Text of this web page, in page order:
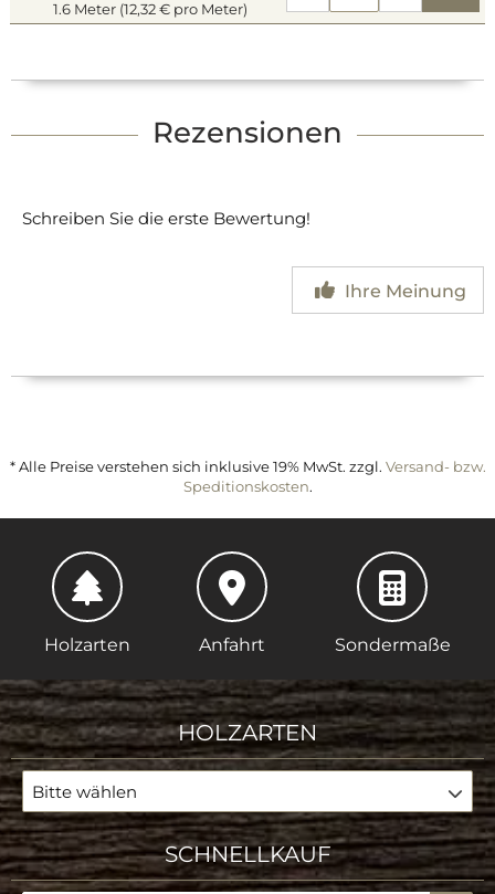
1.6 Meter (12,32 € pro Meter)
Rezensionen
Schreiben Sie die erste Bewertung!
Ihre Meinung
* Alle Preise verstehen sich inklusive 19% MwSt. zzgl. Versand- bzw.
Speditionskosten.
Holzarten Anfahrt Sondermaße
HOLZARTEN
Bitte wählen
SCHNELLKAUF